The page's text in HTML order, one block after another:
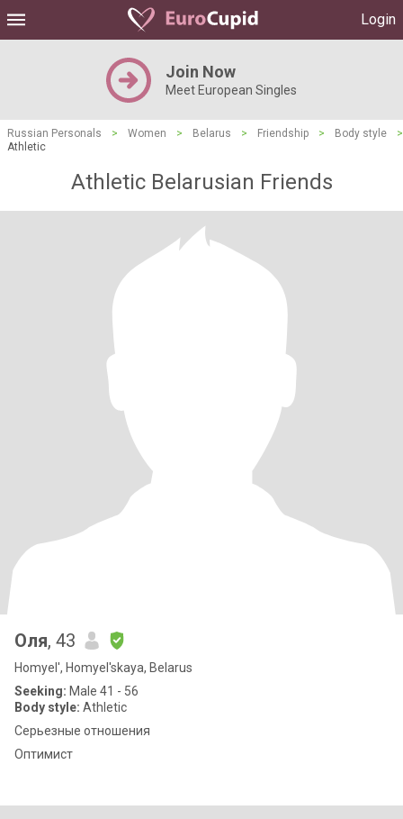
Login
Join Now
Meet European Singles
Russian Personals > Women > Belarus > Friendship > Body style
>
Athletic
Athletic Belarusian Friends
Оля, 43
Homyel', Homyel'skaya, Belarus
Seeking: Male 41 - 56
Body style: Athletic
Серьезные отношения
Оптимист